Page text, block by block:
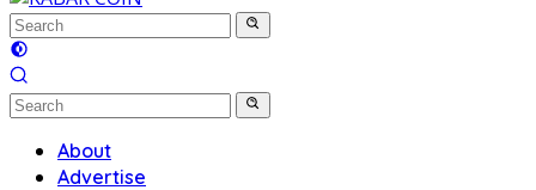
About
Advertise